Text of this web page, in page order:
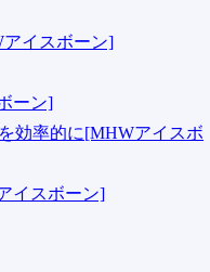
イスボーン]
ーン]
効率的に[MHWアイスボ
イスボーン]